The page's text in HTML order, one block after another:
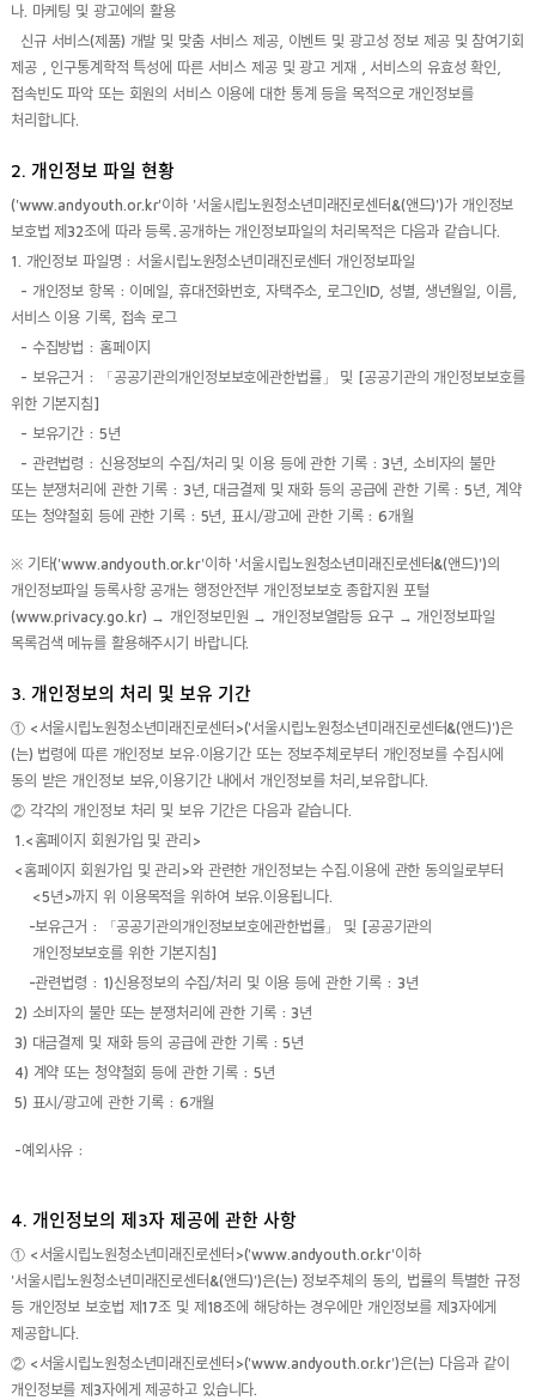
나. 마케팅 및 광고에의 활용
신규 서비스(제품) 개발 및 맞춤 서비스 제공, 이벤트 및 광고성 정보 제공 및 참여기회
제공 , 인구통계학적 특성에 따른 서비스 제공 및 광고 게재 , 서비스의 유효성 확인,
접속빈도 파악 또는 회원의 서비스 이용에 대한 통계 등을 목적으로 개인정보를
처리합니다.
2. 개인정보 파일 현황
('www.andyouth.or.kr'이하 '서울시립노원청소년미래진로센터&(앤드)')가 개인정보
보호법 제32조에 따라 등록․공개하는 개인정보파일의 처리목적은 다음과 같습니다.
1. 개인정보 파일명 : 서울시립노원청소년미래진로센터 개인정보파일
- 개인정보 항목 : 이메일, 휴대전화번호, 자택주소, 로그인ID, 성별, 생년월일, 이름,
서비스 이용 기록, 접속 로그
- 수집방법 : 홈페이지
- 보유근거 : 「공공기관의개인정보보호에관한법률」 및 [공공기관의 개인정보보호를
위한 기본지침]
- 보유기간 : 5년
- 관련법령 : 신용정보의 수집/처리 및 이용 등에 관한 기록 : 3년, 소비자의 불만
또는 분쟁처리에 관한 기록 : 3년, 대금결제 및 재화 등의 공급에 관한 기록 : 5년, 계약
또는 청약철회 등에 관한 기록 : 5년, 표시/광고에 관한 기록 : 6개월
※ 기타('www.andyouth.or.kr'이하 '서울시립노원청소년미래진로센터&(앤드)')의
개인정보파일 등록사항 공개는 행정안전부 개인정보보호 종합지원 포털
(www.privacy.go.kr) → 개인정보민원 → 개인정보열람등 요구 → 개인정보파일
목록검색 메뉴를 활용해주시기 바랍니다.
3. 개인정보의 처리 및 보유 기간
① <서울시립노원청소년미래진로센터>('서울시립노원청소년미래진로센터&(앤드)')은
(는) 법령에 따른 개인정보 보유·이용기간 또는 정보주체로부터 개인정보를 수집시에
동의 받은 개인정보 보유,이용기간 내에서 개인정보를 처리,보유합니다.
② 각각의 개인정보 처리 및 보유 기간은 다음과 같습니다.
1.<홈페이지 회원가입 및 관리>
<홈페이지 회원가입 및 관리>와 관련한 개인정보는 수집.이용에 관한 동의일로부터
<5년>까지 위 이용목적을 위하여 보유.이용됩니다.
-보유근거 : 「공공기관의개인정보보호에관한법률」 및 [공공기관의
개인정보보호를 위한 기본지침]
-관련법령 : 1)신용정보의 수집/처리 및 이용 등에 관한 기록 : 3년
2) 소비자의 불만 또는 분쟁처리에 관한 기록 : 3년
3) 대금결제 및 재화 등의 공급에 관한 기록 : 5년
4) 계약 또는 청약철회 등에 관한 기록 : 5년
5) 표시/광고에 관한 기록 : 6개월
-예외사유 :
4. 개인정보의 제3자 제공에 관한 사항
① <서울시립노원청소년미래진로센터>('www.andyouth.or.kr'이하
'서울시립노원청소년미래진로센터&(앤드)')은(는) 정보주체의 동의, 법률의 특별한 규정
등 개인정보 보호법 제17조 및 제18조에 해당하는 경우에만 개인정보를 제3자에게
제공합니다.
② <서울시립노원청소년미래진로센터>('www.andyouth.or.kr')은(는) 다음과 같이
개인정보를 제3자에게 제공하고 있습니다.